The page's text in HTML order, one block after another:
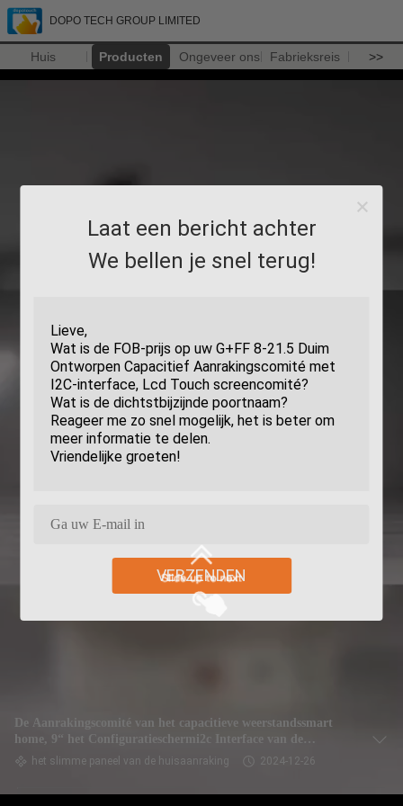
DOPO TECH GROUP LIMITED
Huis Producten Ongeveer ons Fabrieksreis >>
Laat een bericht achter
We bellen je snel terug!
VERZENDEN
De Aanrakingscomité van het capacitieve weerstandssmart
home, 9“ het Configuratieschermi2c Interface van de
Huisautomatisering
het slimme paneel van de huisaanraking 2024-12-26